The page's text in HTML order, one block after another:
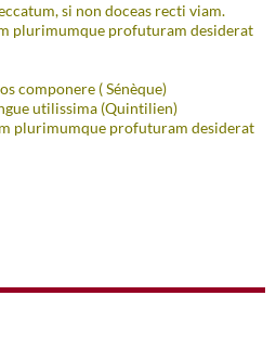
si non doceas recti viam.
plurimumque profuturam desiderat
componere ( Sénèque)
utilissima (Quintilien)
plurimumque profuturam desiderat